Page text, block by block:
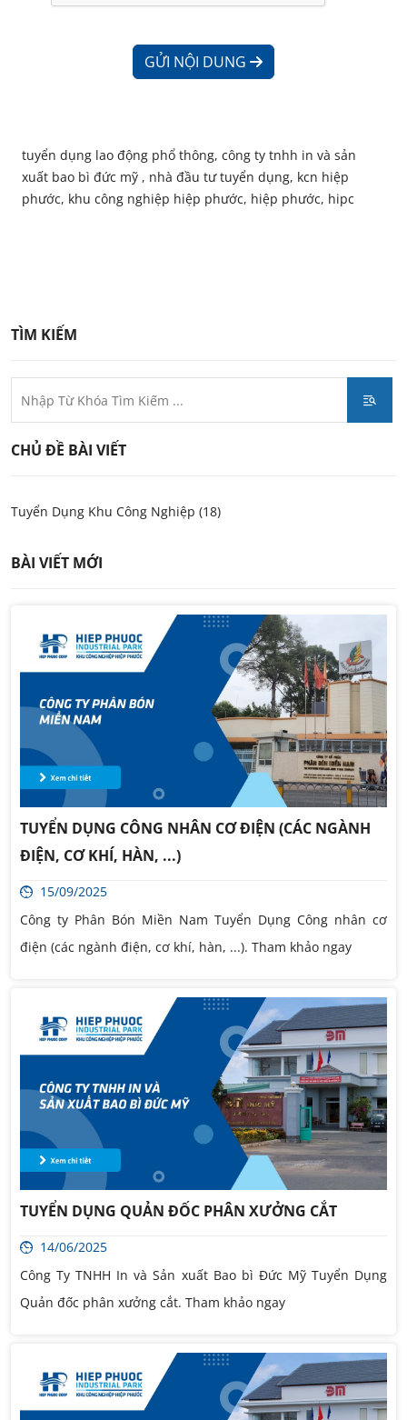
TÌM KIẾM
CHỦ ĐỀ BÀI VIẾT
Tuyển Dụng Khu Công Nghiệp (18)
BÀI VIẾT MỚI
TUYỂN DỤNG CÔNG NHÂN CƠ ĐIỆN (CÁC NGÀNH
ĐIỆN, CƠ KHÍ, HÀN, ...)
15/09/2025
Công ty Phân Bón Miền Nam Tuyển Dụng Công nhân cơ
điện (các ngành điện, cơ khí, hàn, ...). Tham khảo ngay
TUYỂN DỤNG QUẢN ĐỐC PHÂN XƯỞNG CẮT
14/06/2025
Công Ty TNHH In và Sản xuất Bao bì Đức Mỹ Tuyển Dụng
Quản đốc phân xưởng cắt. Tham khảo ngay
GỬI NỘI DUNG
tuyển dụng lao động phổ thông, công ty tnhh in và sản
xuất bao bì đức mỹ , nhà đầu tư tuyển dụng, kcn hiệp
phước, khu công nghiệp hiệp phước, hiệp phước, hipc